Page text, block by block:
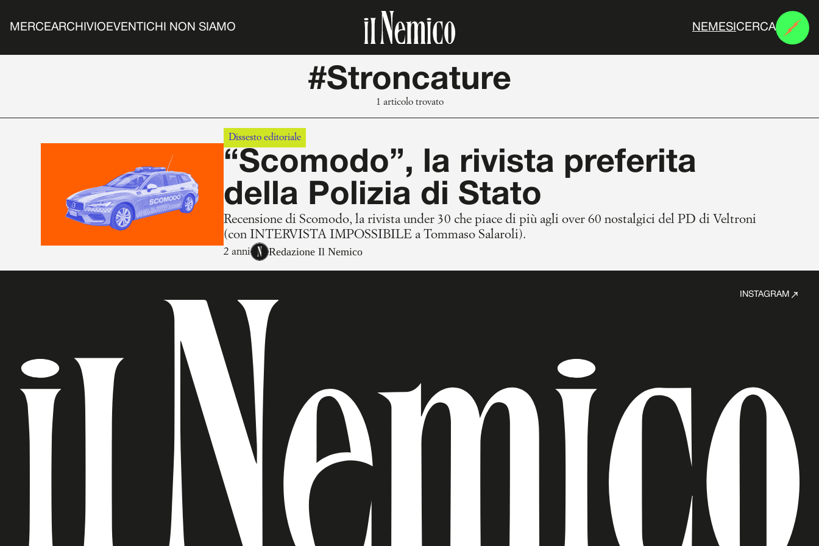
MERCEARCHIVIO EVENTI CHI NON SIAMO N E M ES CERCA
#Stroncature
1 articolo trovato
Dissesto editoriale
“Scomodo”, la rivista preferita
della Polizia di Stato
Recensione di Scomodo, la rivista under 30 che piace di più agli over 60 nostalgici del PD di Veltroni
(con INTERVISTA IMPOSSIBILE a Tommaso Salaroli).
2 anni Redazione Il Nemico
INSTAGRAM